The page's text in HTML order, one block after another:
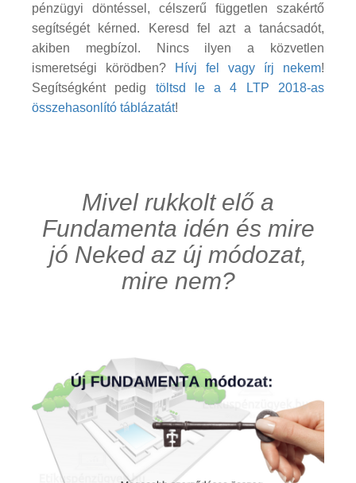
pénzügyi döntéssel, célszerű független szakértő
segítségét kérned. Keresd fel azt a tanácsadót,
akiben megbízol. Nincs ilyen a közvetlen
ismeretségi körödben?
Hívj fel vagy írj nekem!
Segítségként pedig töltsd le a 4 LTP 2018-as
összehasonlító táblázatát!
Mivel rukkolt elő a
Fundamenta idén és mire
jó Neked az új módozat,
mire nem?